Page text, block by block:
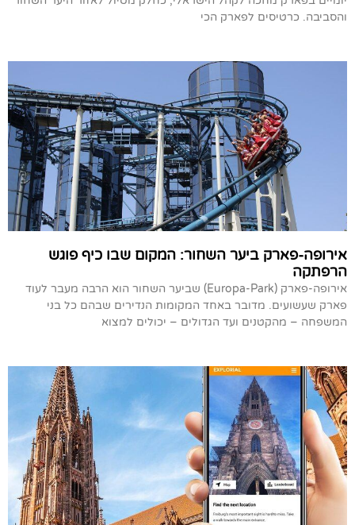
והסביבה. כרטיסים לפארק הכי
אירופה-פארק ביער השחור: המקום שבו כיף פוגש
הרפתקה
אירופה-פארק (Europa-Park) שביער השחור הוא הרבה מעבר לעוד
פארק שעשועים. מדובר באחד המקומות הנדירים שבהם כל בני
המשפחה – מהקטנים ועד הגדולים – יכולים למצוא